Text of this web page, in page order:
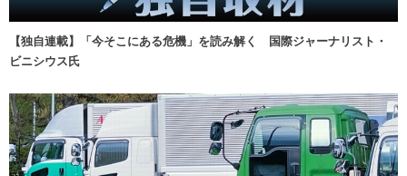
【独自連載】「今そこにある危機」を読み解く 国際ジャーナリスト・
ビニシウス氏